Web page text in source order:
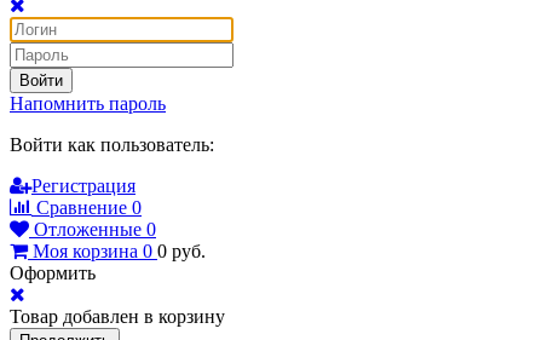
Войти
Напомнить пароль
Войти как пользователь:
Регистрация
Сравнение 0
Отложенные 0
Моя корзина 0 0 руб.
Оформить
Товар добавлен в корзину